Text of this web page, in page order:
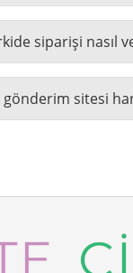
siparişi nasıl
gönderim sitesi